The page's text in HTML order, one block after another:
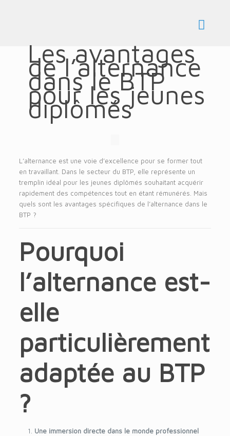
Les avantages
de l’alternance
dans le BTP
pour les jeunes
diplômés
L’alternance est une voie d’excellence pour se former tout
en travaillant. Dans le secteur du BTP, elle représente un
tremplin idéal pour les jeunes diplômés souhaitant acquérir
rapidement des compétences tout en étant rémunérés. Mais
quels sont les avantages spécifiques de l’alternance dans le
BTP ?
Pourquoi
l’alternance est-
elle
particulièrement
adaptée au BTP
?
Une immersion directe dans le monde professionnel